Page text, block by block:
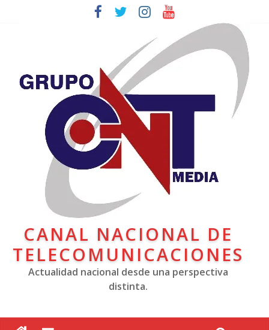
CANAL NACIONAL DE
TELECOMUNICACIONES
Actualidad nacional desde una perspectiva
distinta.